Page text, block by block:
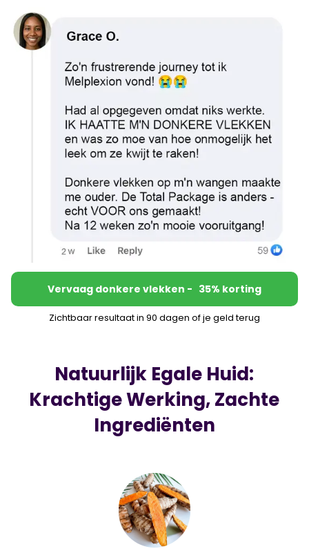
Vervaag donkere vlekken - 35% korting
Zichtbaar resultaat in 90 dagen of je geld terug
Natuurlijk Egale Huid:
Krachtige Werking, Zachte
Ingrediënten